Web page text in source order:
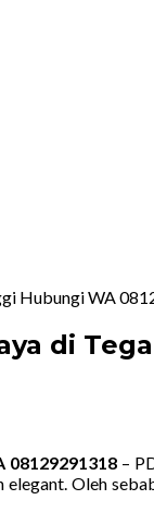
Hubungi WA
di
08129291318–
Oleh